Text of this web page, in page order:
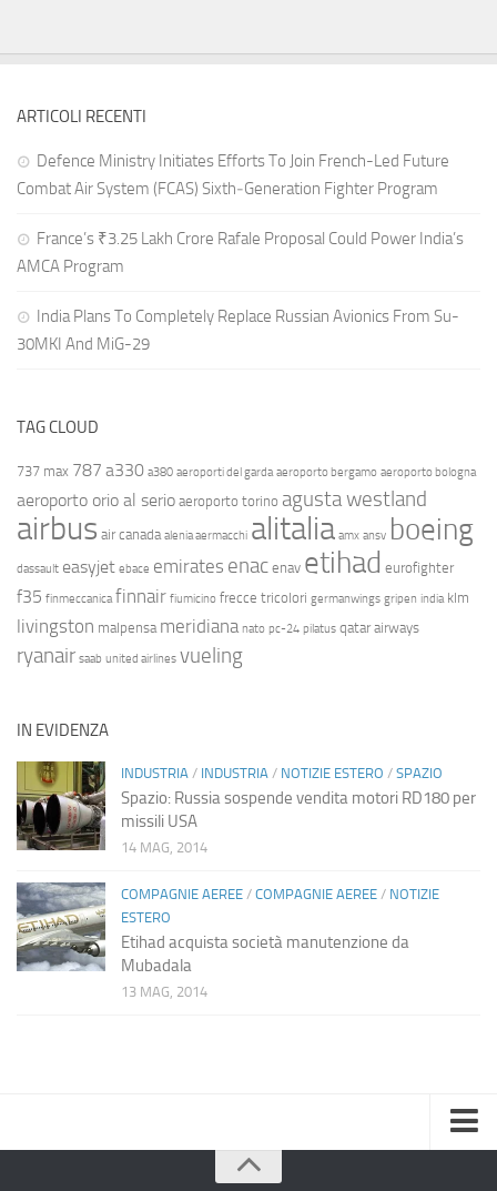
ARTICOLI RECENTI
Defence Ministry Initiates Efforts To Join French-Led Future
Combat Air System (FCAS) Sixth‑Generation Fighter Program
France’s ₹3.25 Lakh Crore Rafale Proposal Could Power India’s
AMCA Program
India Plans To Completely Replace Russian Avionics From Su-
30MKI And MiG-29
TAG CLOUD
737 max 787 a330 a380 aeroporti del garda aeroporto bergamo aeroporto bologna
aeroporto orio al serio aeroporto torino agusta westland
airbus air canada alenia aermacchi alitalia amx ansv boeing
dassault easyjet ebace emirates enac enav etihad eurofighter
f35 finmeccanica finnair fiumicino frecce tricolori germanwings gripen india klm
livingston malpensa meridiana nato pc-24 pilatus qatar airways
ryanair saab united airlines vueling
IN EVIDENZA
INDUSTRIA / INDUSTRIA / NOTIZIE ESTERO / SPAZIO
Spazio: Russia sospende vendita motori RD180 per
missili USA
14 MAG, 2014
COMPAGNIE AEREE / COMPAGNIE AEREE / NOTIZIE
ESTERO
Etihad acquista società manutenzione da
Mubadala
13 MAG, 2014